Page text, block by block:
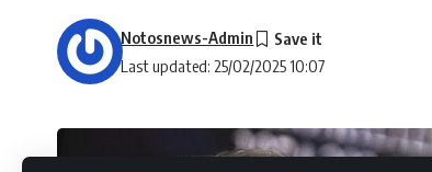
Last updated: 25/02/2025 10:07
Notosnews-Admin